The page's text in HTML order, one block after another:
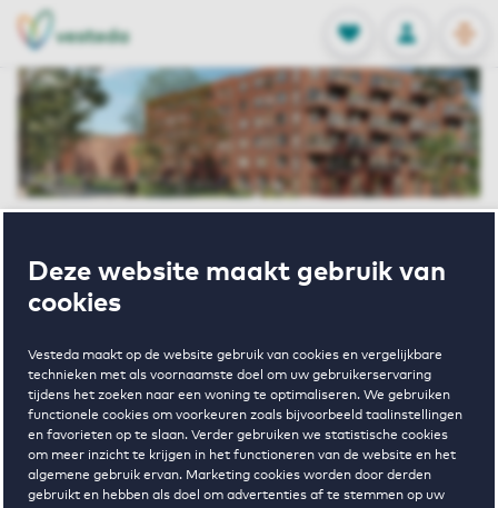
Deze website maakt gebruik van
cookies
Vesteda maakt op de website gebruik van cookies en vergelijkbare
technieken met als voornaamste doel om uw gebruikerservaring
tijdens het zoeken naar een woning te optimaliseren. We gebruiken
functionele cookies om voorkeuren zoals bijvoorbeeld taalinstellingen
en favorieten op te slaan. Verder gebruiken we statistische cookies
om meer inzicht te krijgen in het functioneren van de website en het
algemene gebruik ervan. Marketing cookies worden door derden
gebruikt en hebben als doel om advertenties af te stemmen op uw
FAVORIETEN
Opgeslagen
INLOGGEN
NL
EN
Helen Suzmanhof 106 Rotterdam
Helen
Suzmanhof